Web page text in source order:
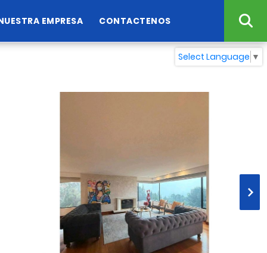
EMPRESA CONTACTENOS
Select Language ▼